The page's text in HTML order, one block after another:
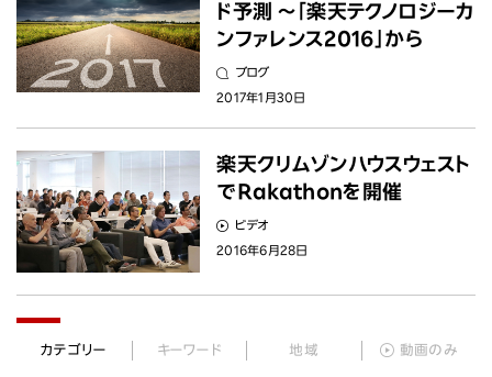
サステナビリティ
採用情報
ブログ
2017年1月30日
ド予測 ～「楽天テクノロジーカ
ンファレンス2016」から
ビデオ
2016年6月28日
楽天クリムゾンハウスウェスト
でRakathonを開催
カテゴリー キーワード 地域 動画のみ